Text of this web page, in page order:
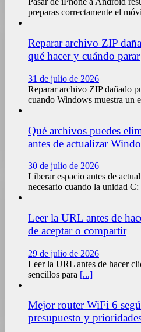
preparas correctamente el
Reparar archivo ZIP
qué hacer y cuándo parar
31 de julio de 2026
Reparar archivo ZIP dañado
cuando Windows muestra un
Qué archivos puedes
antes de actualizar
30 de julio de 2026
Liberar espacio antes de
necesario cuando la unidad C:
Leer la URL antes de
de aceptar o compartir
29 de julio de 2026
Leer la URL antes de hacer
sencillos para [...]
Mejor router WiFi 6
presupuesto y